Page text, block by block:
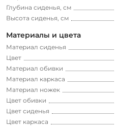
Глубина сиденья, см
Высота сиденья, см
Материалы и цвета
Материал сиденья
Цвет
Материал обивки
Материал каркаса
Материал ножек
Цвет обивки
Цвет сиденья
Цвет каркаса